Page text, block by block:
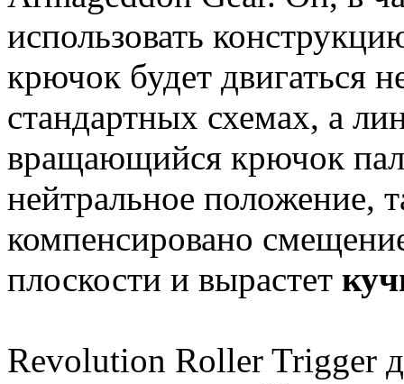
использовать
крючок будет двигаться
стандартных схемах, а
вращающийся крючок
нейтральное положение,
компенсировано
плоскости и вырастет
Revolution Roller Trigger